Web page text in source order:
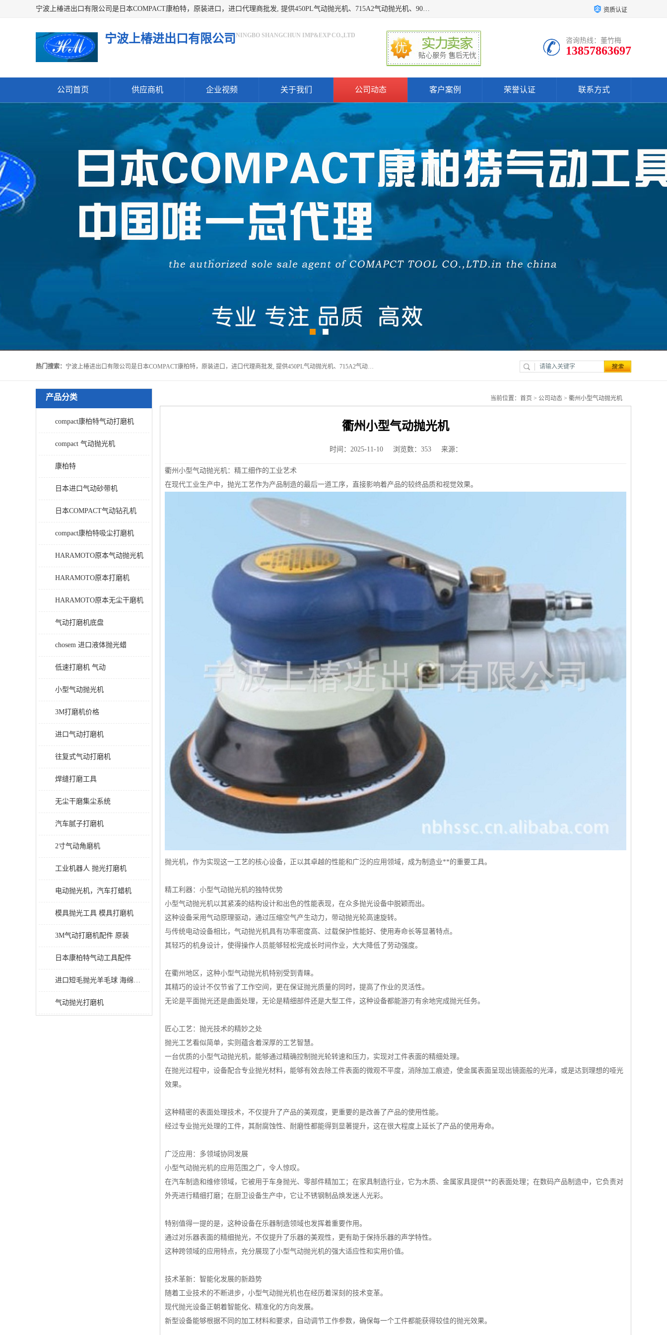
宁波上椿进出口有限公司是日本COMPACT康柏特，原装进口，进口代理商批发, 提供450PL气动抛光机、715A2气动抛光机、905A4打磨机、935GS打磨机、913W-5水磨机、450PL抛光机、715A2抛光机、935GS齿轮抛光机、905A4气动打磨机、价格实惠,欢迎来电咨询. 资质认证
宁波上椿进出口有限公司 NINGBO SHANGCHUN IMP&EXP CO.,LTD
咨询热线：董竹梅
13857863697
公司首页 供应商机 企业视频 关于我们 公司动态 客户案例 荣誉认证 联系方式
热门搜索： 宁波上椿进出口有限公司是日本COMPACT康柏特，原装进口，进口代理商批发, 提供450PL气动抛光机、715A2气动抛光机、905A4打磨机、935GS打磨机、913W-5水磨机、450PL抛光机、715A2抛光机、935GS齿轮抛光机、905A4气动打磨机、价格实惠,欢迎来电咨询.
产品分类
compact康柏特气动打磨机
compact 气动抛光机
康柏特
日本进口气动砂带机
日本COMPACT气动钻孔机
compact康柏特吸尘打磨机
HARAMOTO原本气动抛光机
HARAMOTO原本打磨机
HARAMOTO原本无尘干磨机
气动打磨机底盘
chosem 进口液体抛光蜡
低速打磨机 气动
小型气动抛光机
3M打磨机价格
进口气动打磨机
往复式气动打磨机
焊缝打磨工具
无尘干磨集尘系统
汽车腻子打磨机
2寸气动角磨机
工业机器人 抛光打磨机
电动抛光机，汽车打蜡机
模具抛光工具 模具打磨机
3M气动打磨机配件 原装
日本康柏特气动工具配件
进口短毛抛光羊毛球 海绵抛光球
气动抛光打磨机
当前位置： 首页 > 公司动态 > 衢州小型气动抛光机
衢州小型气动抛光机
时间：2025-11-10 浏览数：353 来源：
衢州小型气动抛光机：精工细作的工业艺术
在现代工业生产中，抛光工艺作为产品制造的最后一道工序，直接影响着产品的较终品质和视觉效果。
抛光机，作为实现这一工艺的核心设备，正以其卓越的性能和广泛的应用领域，成为制造业**的重要工具。
精工利器：小型气动抛光机的独特优势
小型气动抛光机以其紧凑的结构设计和出色的性能表现，在众多抛光设备中脱颖而出。
这种设备采用气动原理驱动，通过压缩空气产生动力，带动抛光轮高速旋转。
与传统电动设备相比，气动抛光机具有功率密度高、过载保护性能好、使用寿命长等显著特点。
其轻巧的机身设计，使得操作人员能够轻松完成长时间作业，大大降低了劳动强度。
在衢州地区，这种小型气动抛光机特别受到青睐。
其精巧的设计不仅节省了工作空间，更在保证抛光质量的同时，提高了作业的灵活性。
无论是平面抛光还是曲面处理，无论是精细部件还是大型工件，这种设备都能游刃有余地完成抛光任务。
匠心工艺：抛光技术的精妙之处
抛光工艺看似简单，实则蕴含着深厚的工艺智慧。
一台优质的小型气动抛光机，能够通过精确控制抛光轮转速和压力，实现对工件表面的精细处理。
在抛光过程中，设备配合专业抛光材料，能够有效去除工件表面的微观不平度，消除加工痕迹，使金属表面呈现出镜面般的光泽，或是达到理想的哑光
效果。
这种精密的表面处理技术，不仅提升了产品的美观度，更重要的是改善了产品的使用性能。
经过专业抛光处理的工件，其耐腐蚀性、耐磨性都能得到显著提升，这在很大程度上延长了产品的使用寿命。
广泛应用：多领域协同发展
小型气动抛光机的应用范围之广，令人惊叹。
在汽车制造和维修领域，它被用于车身抛光、零部件精加工；在家具制造行业，它为木质、金属家具提供**的表面处理；在数码产品制造中，它负责对
外壳进行精细打磨；在厨卫设备生产中，它让不锈钢制品焕发迷人光彩。
特别值得一提的是，这种设备在乐器制造领域也发挥着重要作用。
通过对乐器表面的精细抛光，不仅提升了乐器的美观性，更有助于保持乐器的声学特性。
这种跨领域的应用特点，充分展现了小型气动抛光机的强大适应性和实用价值。
技术革新：智能化发展的新趋势
随着工业技术的不断进步，小型气动抛光机也在经历着深刻的技术变革。
现代抛光设备正朝着智能化、精准化的方向发展。
新型设备能够根据不同的加工材料和要求，自动调节工作参数，确保每一个工件都能获得较佳的抛光效果。